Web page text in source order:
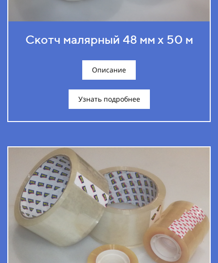
Скотч малярный 48 мм х 50 м
Описание
Узнать подробнее